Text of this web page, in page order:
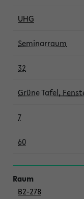
UHG
Seminarraum
32
Grüne Tafel,
7
60
B2-278